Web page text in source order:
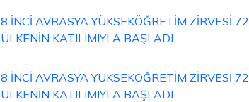
8 İNCİ AVRASYA YÜKSEKÖĞRETİM ZİRVESİ 72
ÜLKENİN KATILIMIYLA BAŞLADI
8 İNCİ AVRASYA YÜKSEKÖĞRETİM ZİRVESİ 72
ÜLKENİN KATILIMIYLA BAŞLADI